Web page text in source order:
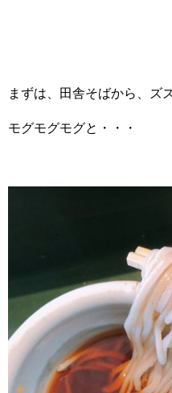
まずは、田舎そばから、ズ
モグモグモグと・・・